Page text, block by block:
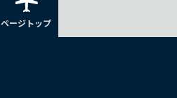
ページトップ